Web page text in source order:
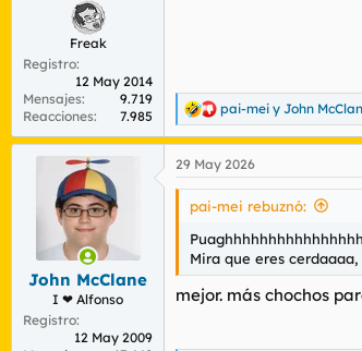
Freak
Registro
12 May 2014
Mensajes
9.719
Reacciones
7.985
R
e
a
c
c
s
:
pai-mei y John
John McClane
I ❤ Alfonso
Registro
12 May 2009
29 May 2026
pai-mei rebuznó:
Mira que eres
mejor. más chochos